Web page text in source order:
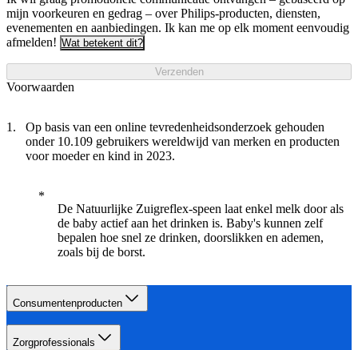
mijn voorkeuren en gedrag – over Philips-producten, diensten,
evenementen en aanbiedingen. Ik kan me op elk moment eenvoudig
afmelden! Wat betekent dit?
Verzenden
Voorwaarden
Op basis van een online tevredenheidsonderzoek gehouden
onder 10.109 gebruikers wereldwijd van merken en producten
voor moeder en kind in 2023.
De Natuurlijke Zuigreflex-speen laat enkel melk door als
de baby actief aan het drinken is. Baby's kunnen zelf
bepalen hoe snel ze drinken, doorslikken en ademen,
zoals bij de borst.
Consumentenproducten
Zorgprofessionals